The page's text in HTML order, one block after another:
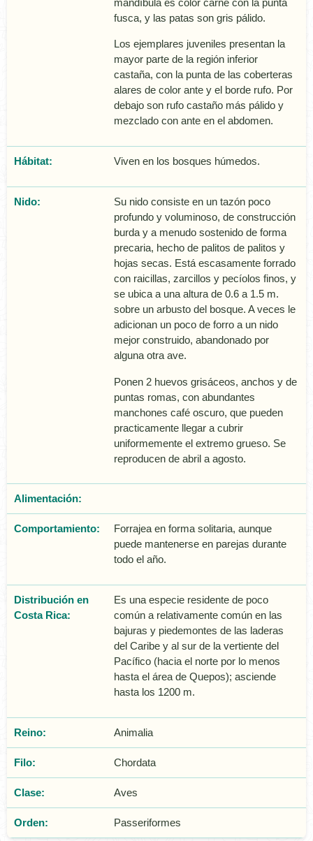
fusca, y las patas son gris pálido.
Los ejemplares juveniles presentan la
mayor parte de la región inferior
castaña, con la punta de las coberteras
alares de color ante y el borde rufo. Por
debajo son rufo castaño más pálido y
mezclado con ante en el abdomen.
Hábitat: Viven en los bosques húmedos.
Nido:
Su nido consiste en un tazón poco
profundo y voluminoso, de construcción
burda y a menudo sostenido de forma
precaria, hecho de palitos de palitos y
hojas secas. Está escasamente forrado
con raicillas, zarcillos y pecí­olos finos, y
se ubica a una altura de 0.6 a 1.5 m.
sobre un arbusto del bosque. A veces le
adicionan un poco de forro a un nido
mejor construido, abandonado por
alguna otra ave.
Ponen 2 huevos grisáceos, anchos y de
puntas romas, con abundantes
manchones café oscuro, que pueden
practicamente llegar a cubrir
uniformemente el extremo grueso. Se
reproducen de abril a agosto.
Alimentación:
Comportamiento:
Forrajea en forma solitaria, aunque
puede mantenerse en parejas durante
todo el año.
Distribución en
Costa Rica:
Es una especie residente de poco
común a relativamente común en las
bajuras y piedemontes de las laderas
del Caribe y al sur de la vertiente del
Pacífico (hacia el norte por lo menos
hasta el área de Quepos); asciende
hasta los 1200 m.
Reino: Animalia
Filo: Chordata
Clase: Aves
Orden: Passeriformes